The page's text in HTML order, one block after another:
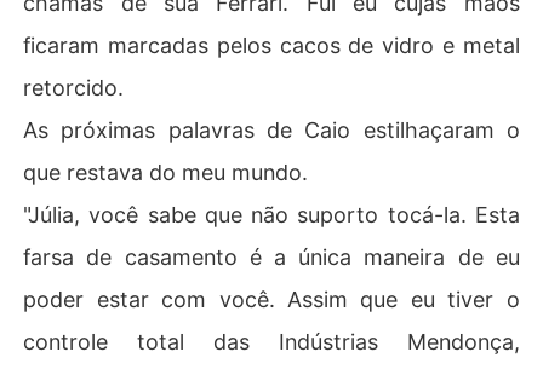
ficaram marcadas pelos cacos de vidro e metal
retorcido.
As próximas palavras de Caio estilhaçaram o
que restava do meu mundo.
"Júlia, você sabe que não suporto tocá-la. Esta
farsa de casamento é a única maneira de eu
poder estar com você. Assim que eu tiver o
controle total das Indústrias Mendonça,